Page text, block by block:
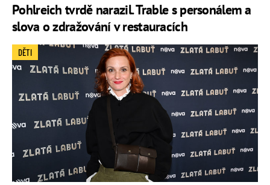
Pohlreich tvrdě narazil. Trable s personálem a
slova o zdražování v restauracích
DĚTI